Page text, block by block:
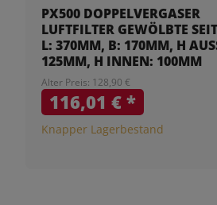
PX500 DOPPELVERGASER
LUFTFILTER GEWÖLBTE
L: 370MM, B: 170MM, H
25MM, H INNEN: 100MM
Alter Preis: 128,90 €
116,01 €*
Knapper Lagerbestand